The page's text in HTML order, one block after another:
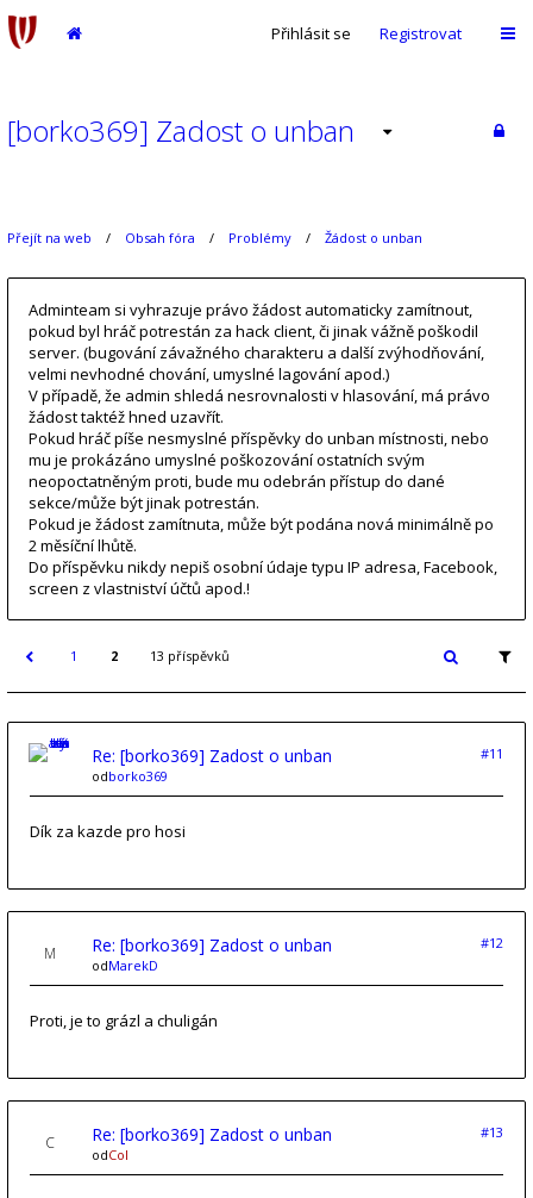
Přihlásit se Registrovat
[borko369] Zadost o unban
Přejít na web Obsah fóra Problémy Žádost o unban
Adminteam si vyhrazuje právo žádost automaticky zamítnout,
pokud byl hráč potrestán za hack client, či jinak vážně poškodil
server. (bugování závažného charakteru a další zvýhodňování,
velmi nevhodné chování, umyslné lagování apod.)
V případě, že admin shledá nesrovnalosti v hlasování, má právo
žádost taktéž hned uzavřít.
Pokud hráč píše nesmyslné příspěvky do unban místnosti, nebo
mu je prokázáno umyslné poškozování ostatních svým
neopoctatněným proti, bude mu odebrán přístup do dané
sekce/může být jinak potrestán.
Pokud je žádost zamítnuta, může být podána nová minimálně po
2 měsíční lhůtě.
Do příspěvku nikdy nepiš osobní údaje typu IP adresa, Facebook,
screen z vlastniství účtů apod.!
1 2 13 příspěvků
Re: [borko369] Zadost o unban
#11
odborko369
Dík za kazde pro hosi
Re: [borko369] Zadost o unban
#12
odMarekD
Proti, je to grázl a chuligán
Re: [borko369] Zadost o unban
#13
odCol